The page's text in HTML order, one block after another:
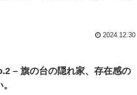
2024.12.30
– 旗の台の隠れ家、存在感の